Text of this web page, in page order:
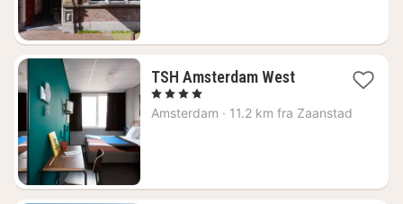
TSH Amsterdam West1
fra
, 4 Stjerner
Amsterdam · 11.2 km fra Zaanstad